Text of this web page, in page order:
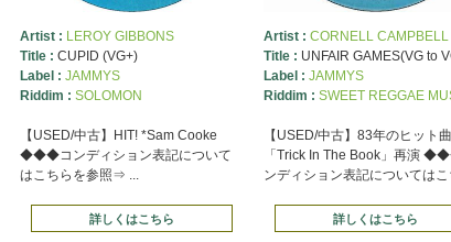
Artist : LEROY GIBBONS
Title : CUPID (VG+)
Label : JAMMYS
Riddim : SOLOMON
【USED/中古】HIT! *Sam Cooke
◆◆◆コンディション表記について
はこちらを参照⇒ ...
詳しくはこちら
Artist : CORNELL CAMPBELL
Title : UNFAIR GAMES(VG to
Label : JAMMYS
Riddim : SWEET REGGAE
【USED/中古】83年のヒット曲
「Trick In The Book」再演
ンディション表記についてはこ
詳しくはこちら